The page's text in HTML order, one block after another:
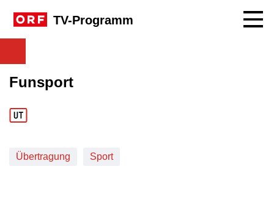
TV-Programm
Funsport
Übertragung Sport